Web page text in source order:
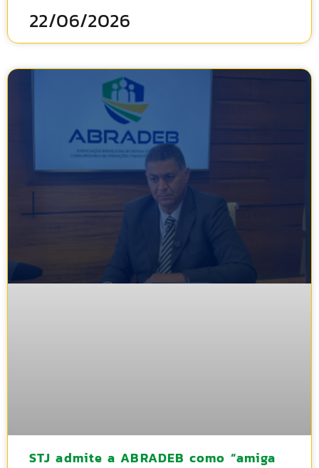
22/06/2026
STJ admite a ABRADEB como “amiga